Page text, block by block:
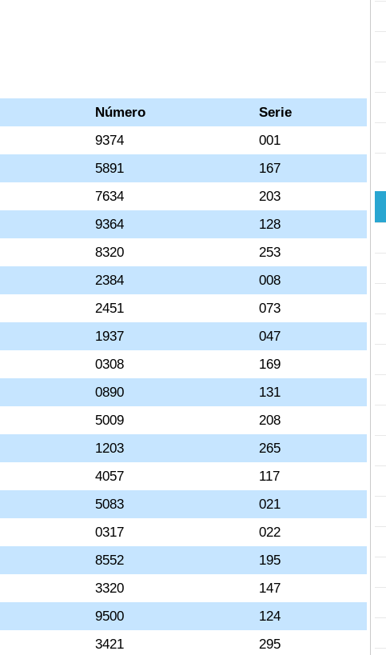
Número
Serie
9374
001
5891
167
7634
203
9364
128
8320
253
2384
008
2451
073
1937
047
0308
169
0890
131
5009
208
1203
265
4057
117
5083
021
0317
022
8552
195
3320
147
9500
124
3421
295